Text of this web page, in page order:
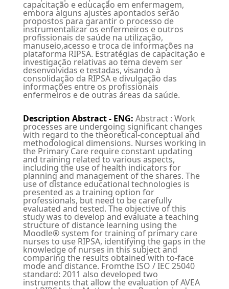
capacitação e educação em enfermagem,
embora alguns ajustes apontados serão
propostos para garantir o processo de
instrumentalizar os enfermeiros e outros
profissionais de saúde na utilização,
manuseio,acesso e troca de informações na
plataforma RIPSA. Estratégias de capacitação e
investigação relativas ao tema devem ser
desenvolvidas e testadas, visando à
consolidação da RIPSA e divulgação das
informações entre os profissionais
enfermeiros e de outras áreas da saúde.
Description Abstract - ENG: Abstract : Work
processes are undergoing significant changes
with regard to the theoretical-conceptual and
methodological dimensions. Nurses working in
the Primary Care require constant updating
and training related to various aspects,
including the use of health indicators for
planning and management of the shares. The
use of distance educational technologies is
presented as a training option for
professionals, but need to be carefully
evaluated and tested. The objective of this
study was to develop and evaluate a teaching
structure of distance learning using the
Moodle® system for training of primary care
nurses to use RIPSA, identifying the gaps in the
knowledge of nurses in this subject and
comparing the results obtained with to-face
mode and distance. Fromthe ISO / IEC 25040
standard: 2011 also developed two
instruments that allow the evaluation of AVEA